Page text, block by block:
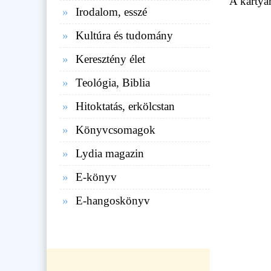
Irodalom, esszé
Kultúra és tudomány
Keresztény élet
Teológia, Biblia
Hitoktatás, erkölcstan
Könyvcsomagok
Lydia magazin
E-könyv
E-hangoskönyv